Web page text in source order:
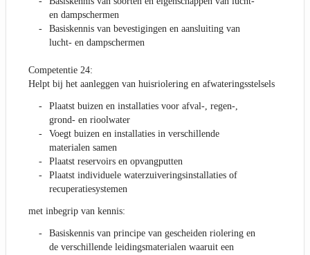
en dampschermen
Basiskennis van bevestigingen en aansluiting van
lucht- en dampschermen
Competentie 24:
Helpt bij het aanleggen van huisriolering en afwateringsstelsels
Plaatst buizen en installaties voor afval-, regen-,
grond- en rioolwater
Voegt buizen en installaties in verschillende
materialen samen
Plaatst reservoirs en opvangputten
Plaatst individuele waterzuiveringsinstallaties of
recuperatiesystemen
met inbegrip van kennis:
Basiskennis van principe van gescheiden riolering en
de verschillende leidingsmaterialen waaruit een